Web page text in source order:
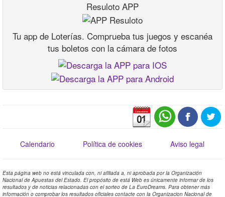
Resuloto APP
Tu app de Loterías. Comprueba tus juegos y escanéa
tus boletos con la cámara de fotos
Calendario Política de cookies Aviso legal
Esta página web no está vinculada con, ni afiliada a, ni aprobada por la Organización
Nacional de Apuestas del Estado. El propósito de está Web es únicamente informar de los
resultados y de noticias relacionadas con el sorteo de La EuroDreams. Para obtener más
información o comprobar los resultados oficiales contacte con la Organizacion Nacional de